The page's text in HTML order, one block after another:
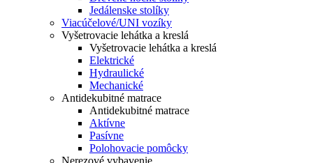
Jedálenske stolíky
Viacúčelové/UNI vozíky
Vyšetrovacie lehátka a kreslá
Vyšetrovacie lehátka a kreslá
Elektrické
Hydraulické
Mechanické
Antidekubitné matrace
Antidekubitné matrace
Aktívne
Pasívne
Polohovacie pomôcky
Nerezové vybavenie